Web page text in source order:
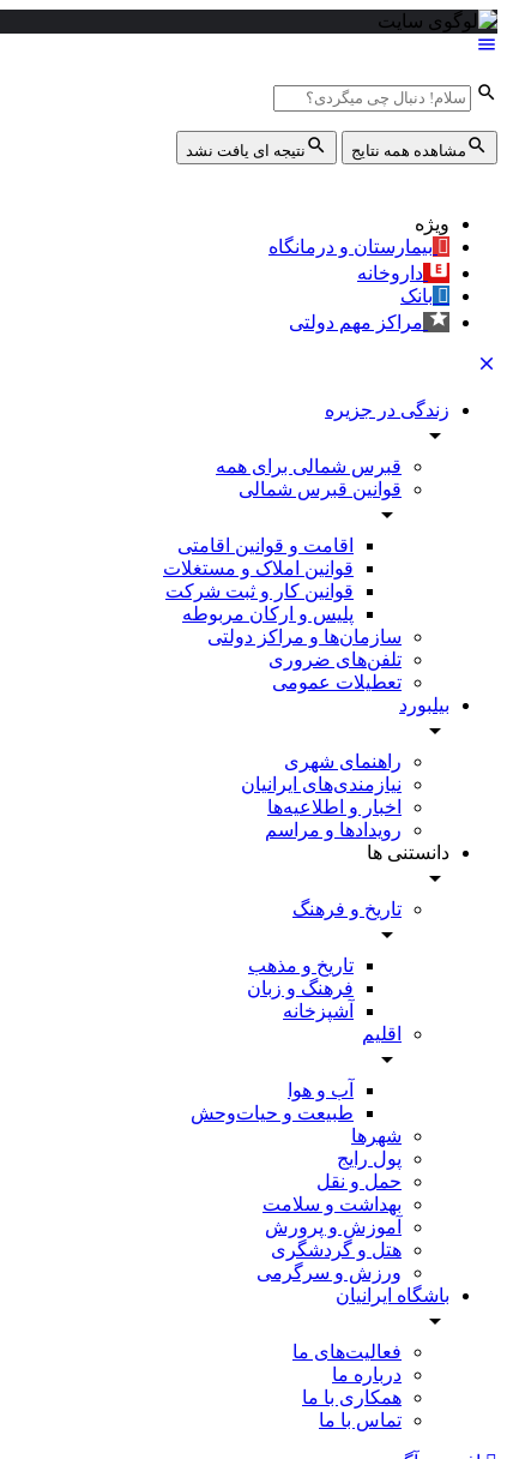
مشاهده همه نتایج نتیجه ای یافت نشد
ویژه
بیمارستان و درمانگاه
داروخانه
بانک
مراکز مهم دولتی
زندگی در جزیره
قبرس شمالی برای همه
قوانین قبرس شمالی
اقامت و قوانین اقامتی
قوانین املاک و مستغلات
قوانین کار و ثبت شرکت
پلیس و ارکان مربوطه
سازمان‌ها و مراکز دولتی
تلفن‌های ضروری
تعطیلات عمومی
بیلبورد
راهنمای شهری
نیازمندی‌های ایرانیان
اخبار و اطلاعیه‌ها
رویداد‌ها و مراسم
دانستنی ها
تاریخ و فرهنگ
تاریخ و مذهب
فرهنگ و زبان
آشپزخانه
اقلیم
آب و هوا
طبیعت و حیات‌وحش
شهرها
پول رایج
حمل و نقل
بهداشت و سلامت
آموزش و پرورش
هتل و گردشگری
ورزش و سرگرمی
باشگاه ایرانیان
فعالیت‌های ما
درباره ما
همکاری با ما
تماس با ما